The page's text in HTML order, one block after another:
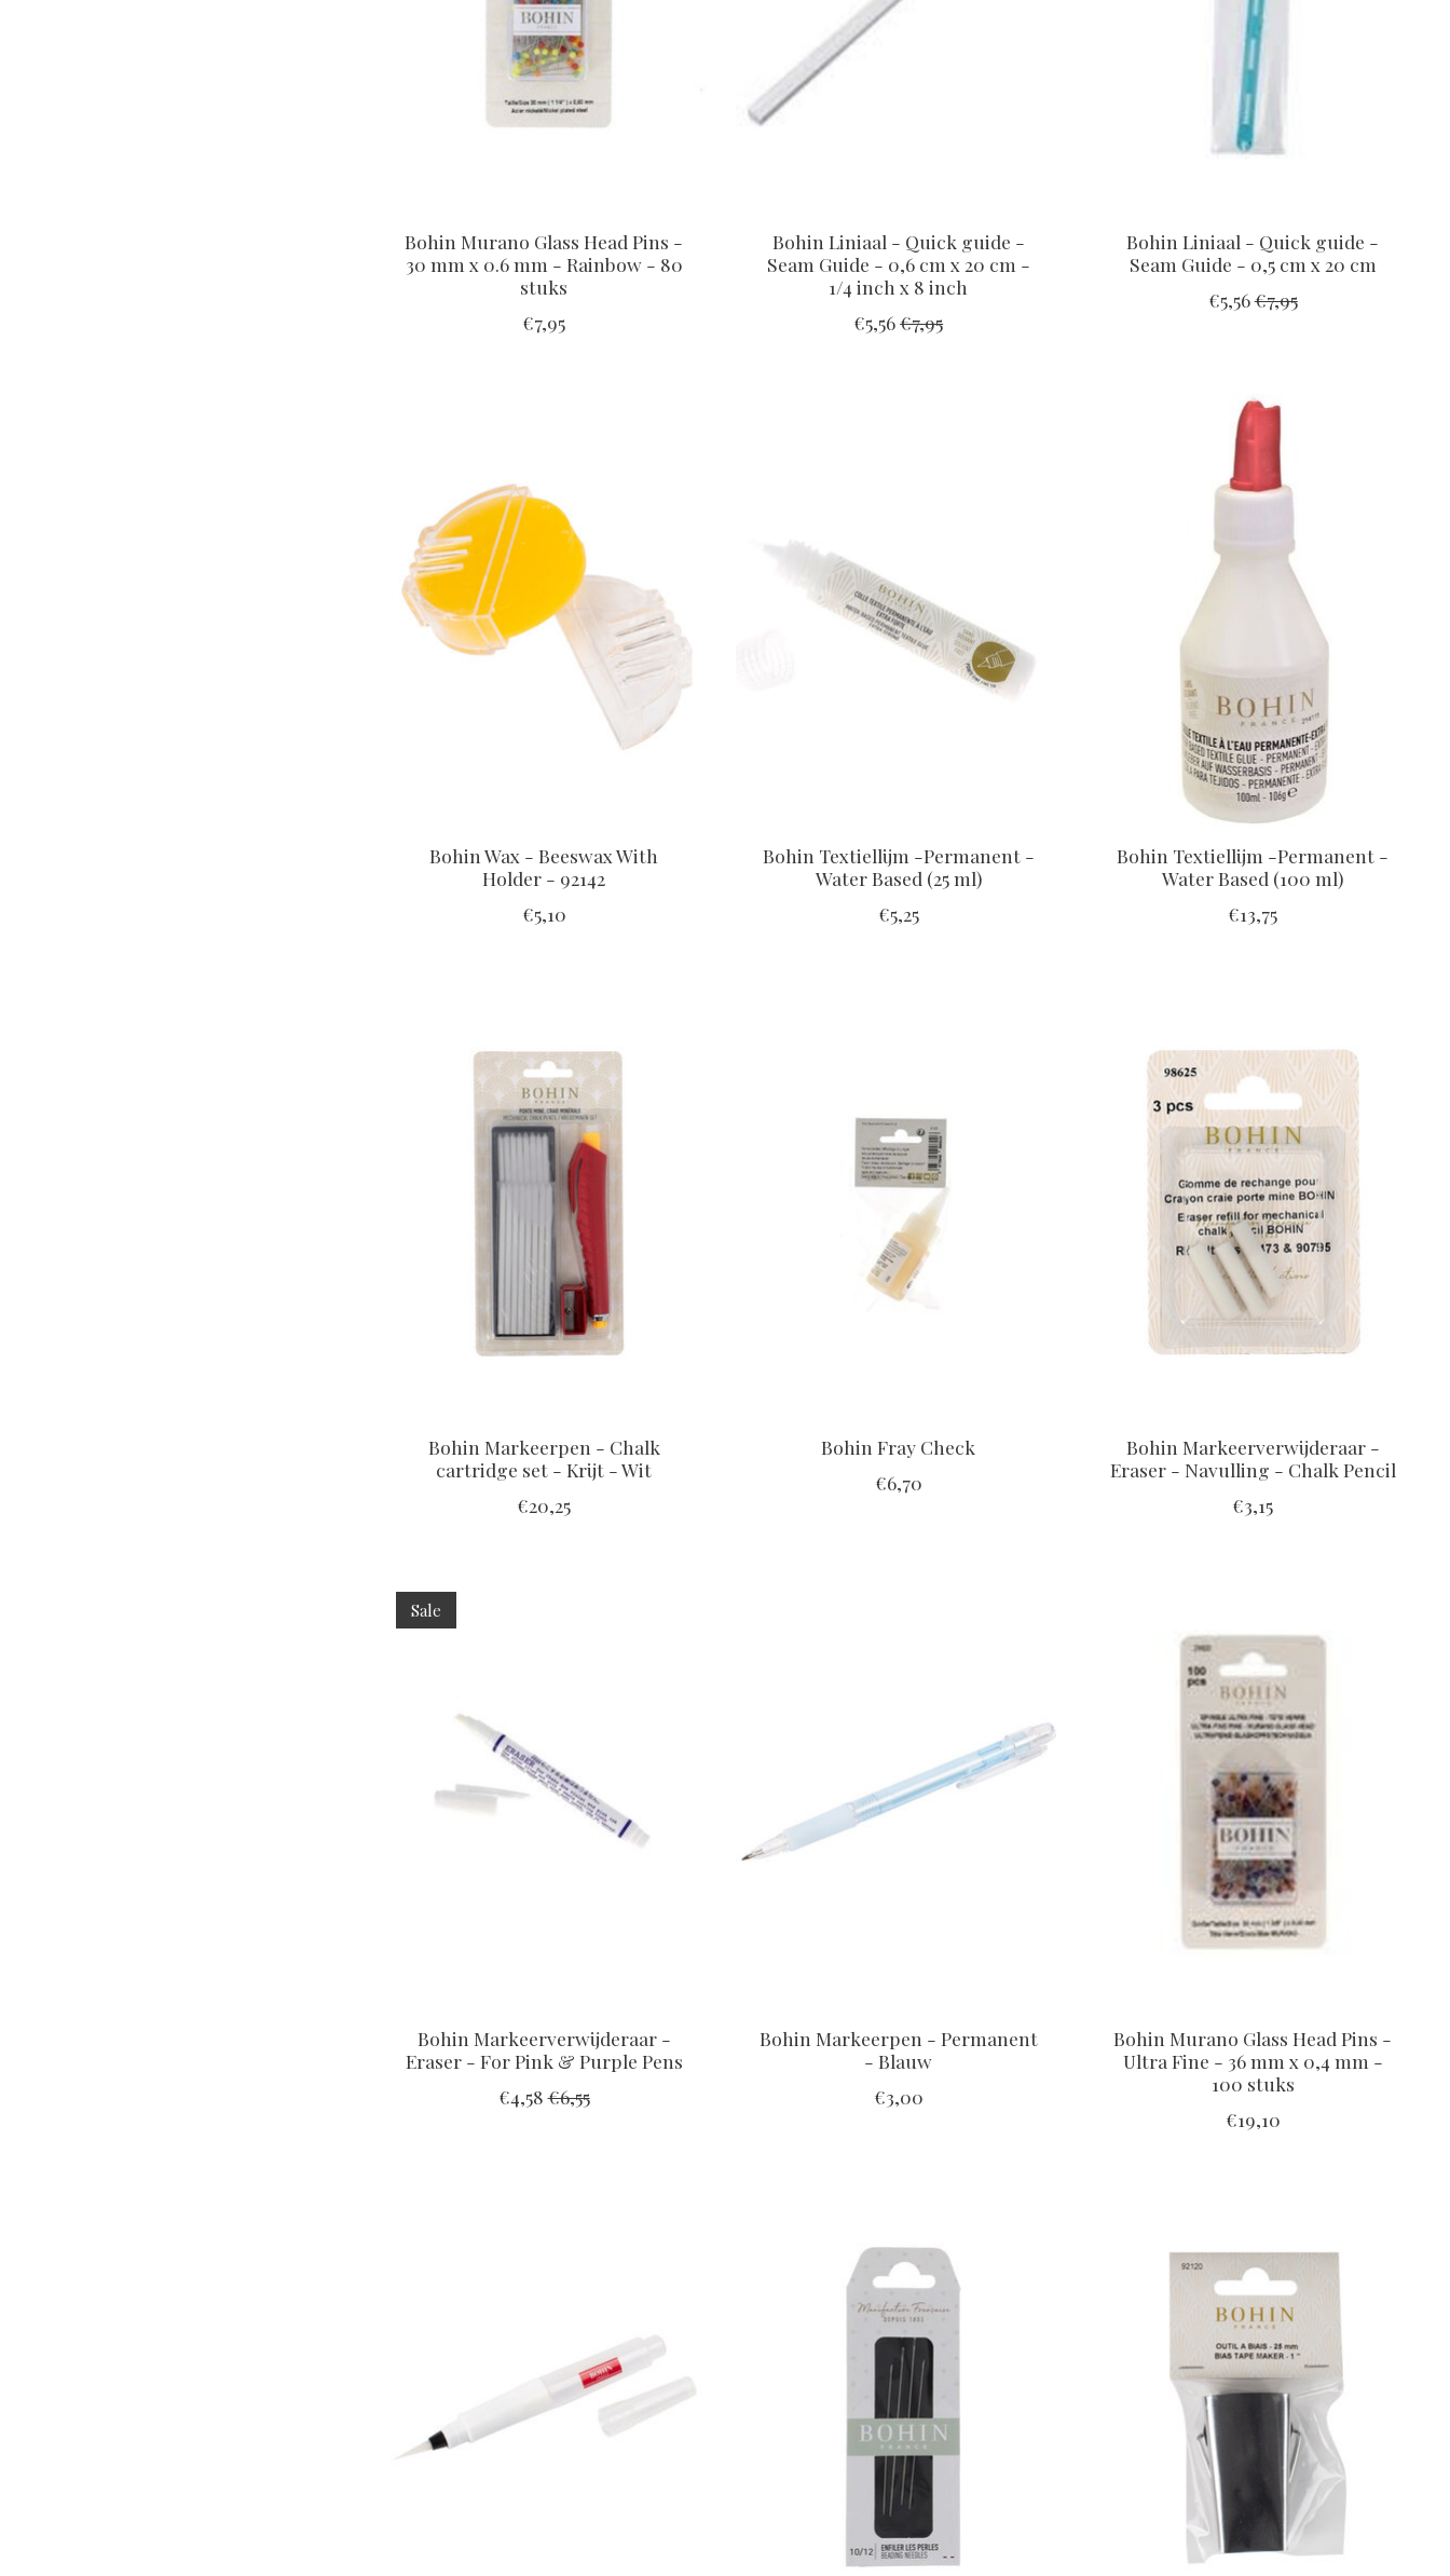
Bohin Murano Glass Head Pins -
30 mm x 0.6 mm - Rainbow - 80
stuks
€7,95
Bohin Liniaal - Quick guide -
Seam Guide - 0,6 cm x 20 cm -
1/4 inch x 8 inch
€5,56€7,95
Bohin Liniaal - Quick guide -
Seam Guide - 0,5 cm x 20 cm
€5,56€7,95
Bohin Wax - Beeswax With
Holder - 92142
€5,10
Bohin Textiellijm -Permanent -
Water Based (25 ml)
€5,25
Bohin Textiellijm -Permanent -
Water Based (100 ml)
€13,75
Bohin Markeerpen - Chalk
cartridge set - Krijt - Wit
€20,25
Bohin Fray Check
€6,70
Bohin Markeerverwijderaar -
Eraser - Navulling - Chalk Pencil
€3,15
Sale
Bohin Markeerverwijderaar -
Eraser - For Pink & Purple Pens
€4,58€6,55
Bohin Markeerpen - Permanent
- Blauw
€3,00
Bohin Murano Glass Head Pins -
Ultra Fine - 36 mm x 0,4 mm -
100 stuks
€19,10